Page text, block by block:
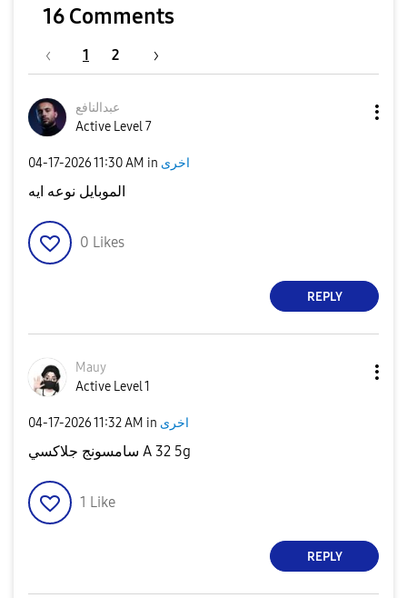
16 Comments
1 2
عبدالنافع
Active Level 7
‎04-17-202611:30 AM in اخرى
الموبايل نوعه ايه
0 Likes
REPLY
Mauy
Active Level 1
‎04-17-202611:32 AM in اخرى
سامسونج جلاكسي A 32 5g
1 Like
REPLY